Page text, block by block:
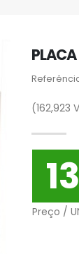
(162,923
Preço /